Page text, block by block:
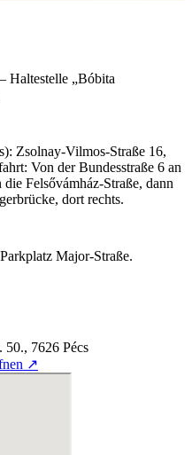
„Bóbita
Zsolnay-Vilmos-Straße 16,
Von der Bundesstraße 6 an
Felsővámház-Straße, dann
dort rechts.
Major-Straße.
50., 7626 Pécs
↗